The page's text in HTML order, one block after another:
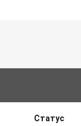
Статус